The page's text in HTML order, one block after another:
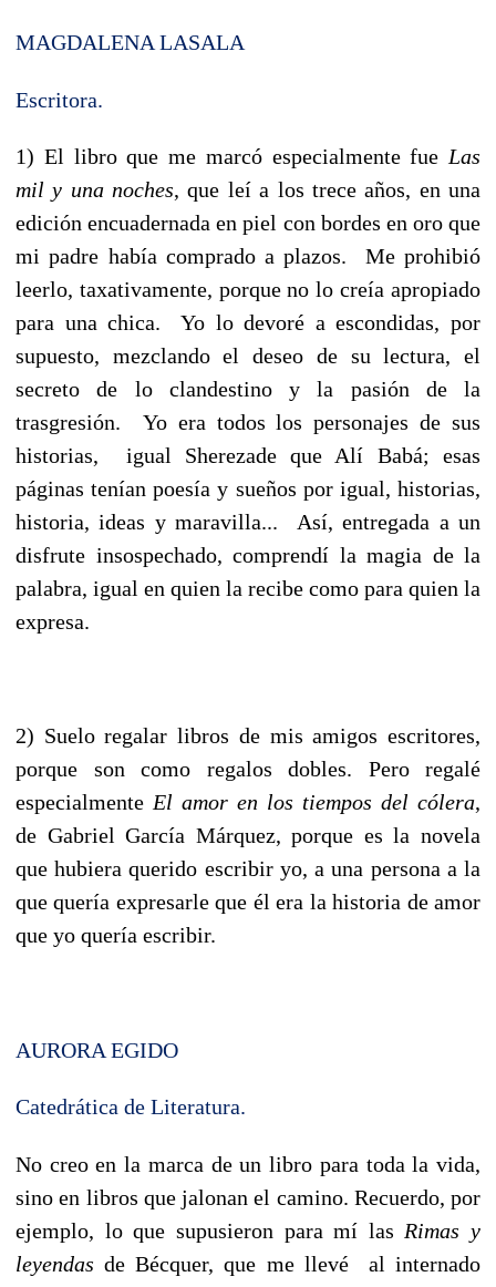
MAGDALENA LASALA
Escritora.
1) El libro que me marcó especialmente fue Las
mil y una noches, que leí a los trece años, en una
edición encuadernada en piel con bordes en oro que
mi padre había comprado a plazos. Me prohibió
leerlo, taxativamente, porque no lo creía apropiado
para una chica. Yo lo devoré a escondidas, por
supuesto, mezclando el deseo de su lectura, el
secreto de lo clandestino y la pasión de la
trasgresión. Yo era todos los personajes de sus
historias, igual Sherezade que Alí Babá; esas
páginas tenían poesía y sueños por igual, historias,
historia, ideas y maravilla... Así, entregada a un
disfrute insospechado, comprendí la magia de la
palabra, igual en quien la recibe como para quien la
expresa.
2) Suelo regalar libros de mis amigos escritores,
porque son como regalos dobles. Pero regalé
especialmenteEl amor en los tiempos del cólera,
de Gabriel García Márquez, porque es la novela
que hubiera querido escribir yo, a una persona a la
que quería expresarle que él era la historia de amor
que yo quería escribir.
AURORA EGIDO
Catedrática de Literatura.
No creo en la marca de un libro para toda la vida,
sino en libros que jalonan el camino. Recuerdo, por
ejemplo, lo que supusieron para mí las Rimas y
leyendas de Bécquer, que me llevé al internado